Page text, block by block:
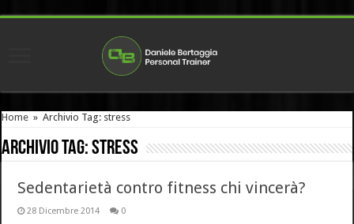
Home » Archivio Tag: stress
Archivio Tag:stress
Sedentarietà contro fitness chi vincerà?
28 Dicembre 2014 0